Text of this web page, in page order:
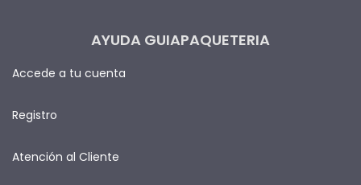
AYUDA GUIAPAQUETERIA
Accede a tu cuenta
Registro
Atención al Cliente